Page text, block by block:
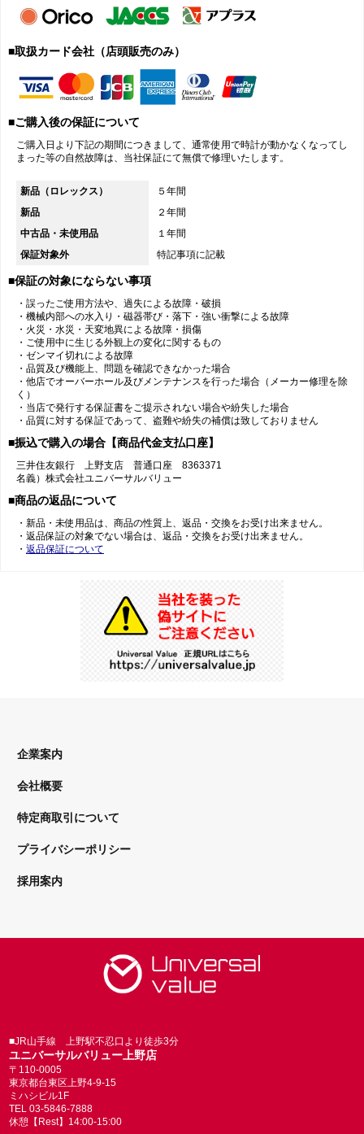
■取扱カード会社（店頭販売のみ）
■ご購入後の保証について
ご購入日より下記の期間につきまして、通常使用で時計が動かなくなってし
まった等の自然故障は、当社保証にて無償で修理いたします。
新品（ロレックス）
５年間
新品
２年間
中古品・未使用品
１年間
保証対象外
特記事項に記載
■保証の対象にならない事項
・誤ったご使用方法や、過失による故障・破損
・機械内部への水入り・磁器帯び・落下・強い衝撃による故障
・火災・水災・天変地異による故障・損傷
・ご使用中に生じる外観上の変化に関するもの
・ゼンマイ切れによる故障
・品質及び機能上、問題を確認できなかった場合
・他店でオーバーホール及びメンテナンスを行った場合（メーカー修理を除
く）
・当店で発行する保証書をご提示されない場合や紛失した場合
・品質に対する保証であって、盗難や紛失の補償は致しておりません
■振込で購入の場合【商品代金支払口座】
三井住友銀行 上野支店 普通口座 8363371
名義）株式会社ユニバーサルバリュー
■商品の返品について
・新品・未使用品は、商品の性質上、返品・交換をお受け出来ません。
・返品保証の対象でない場合は、返品・交換をお受け出来ません。
・ 返品保証について
企業案内
会社概要
特定商取引について
プライバシーポリシー
採用案内
■JR山手線 上野駅不忍口より徒歩3分
ユニバーサルバリュー上野店
〒110-0005
東京都台東区上野4-9-15
ミハシビル1F
TEL 03-5846-7888
休憩【Rest】14:00-15:00